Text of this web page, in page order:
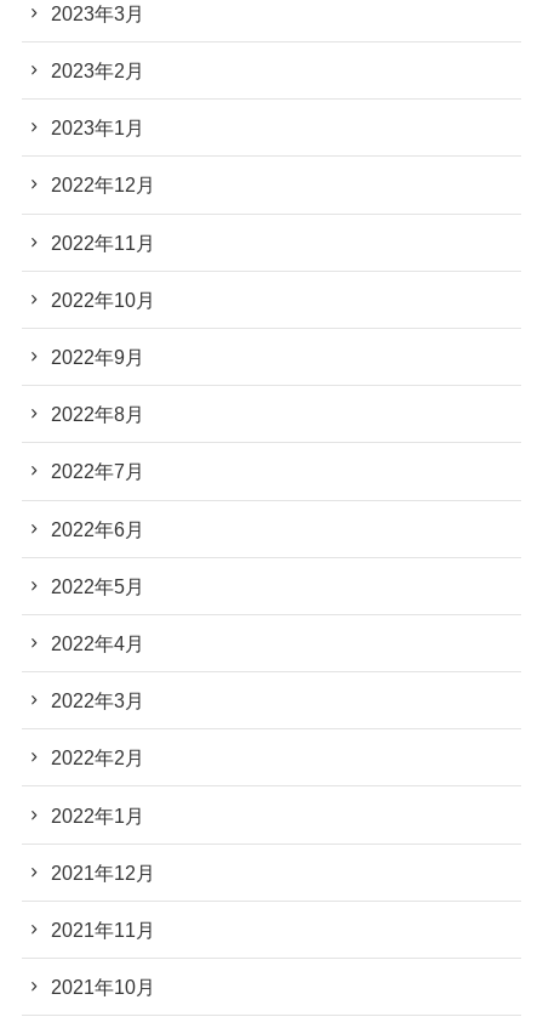
2023年3月
2023年2月
2023年1月
2022年12月
2022年11月
2022年10月
2022年9月
2022年8月
2022年7月
2022年6月
2022年5月
2022年4月
2022年3月
2022年2月
2022年1月
2021年12月
2021年11月
2021年10月